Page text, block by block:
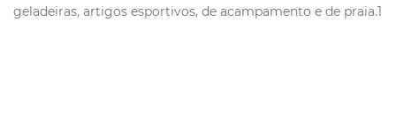
geladeiras, artigos esportivos, de acampamento e de praia.1